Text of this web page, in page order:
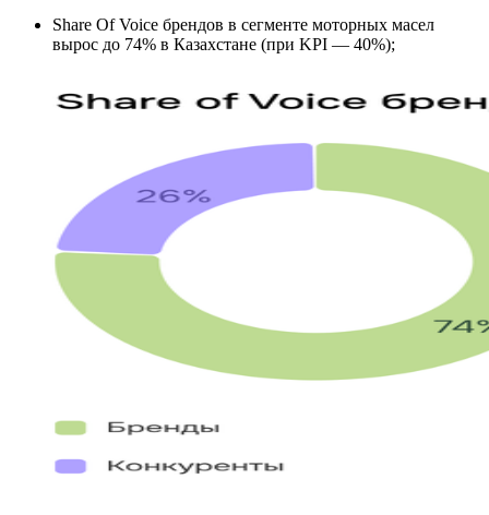
Share Of Voice брендов в сегменте моторных масел
вырос до 74% в Казахстане (при KPI — 40%);